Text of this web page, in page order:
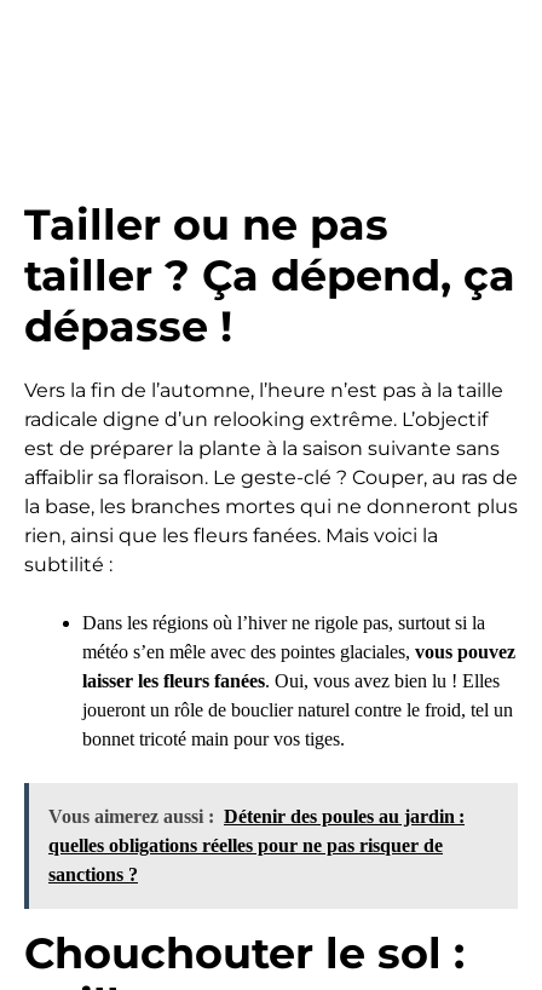
Tailler ou ne pas
tailler ? Ça dépend, ça
dépasse !
Vers la fin de l’automne, l’heure n’est pas à la taille
radicale digne d’un relooking extrême. L’objectif
est de préparer la plante à la saison suivante sans
affaiblir sa floraison. Le geste-clé ? Couper, au ras de
la base, les branches mortes qui ne donneront plus
rien, ainsi que les fleurs fanées. Mais voici la
subtilité :
Dans les régions où l’hiver ne rigole pas, surtout si la
météo s’en mêle avec des pointes glaciales, vous pouvez
laisser les fleurs fanées. Oui, vous avez bien lu ! Elles
joueront un rôle de bouclier naturel contre le froid, tel un
bonnet tricoté main pour vos tiges.
Vous aimerez aussi : Détenir des poules au jardin :
quelles obligations réelles pour ne pas risquer de
sanctions ?
Chouchouter le sol :